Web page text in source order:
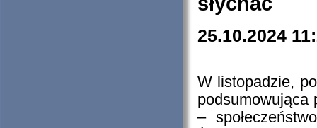
25.10.2024
W listopadzie,
podsumowująca
–